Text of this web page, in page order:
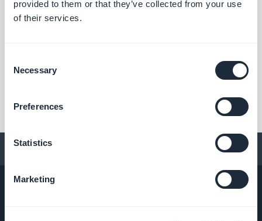
provided to them or that they’ve collected from your use
of their services.
Selection
Necessary
Preferences
Statistics
Marketing